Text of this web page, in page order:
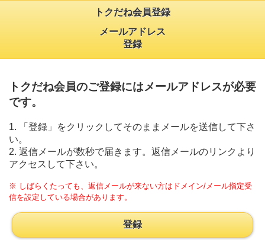
トクだね会員登録
メールアドレス
登録
トクだね会員のご登録にはメールアドレスが必要
です。
1. 「登録」をクリックしてそのままメールを送信して下さ
い。
2. 返信メールが数秒で届きます。返信メールのリンクより
アクセスして下さい。
※ しばらくたっても、返信メールが来ない方はドメイン/メール指定受
信を設定している場合があります。
登録